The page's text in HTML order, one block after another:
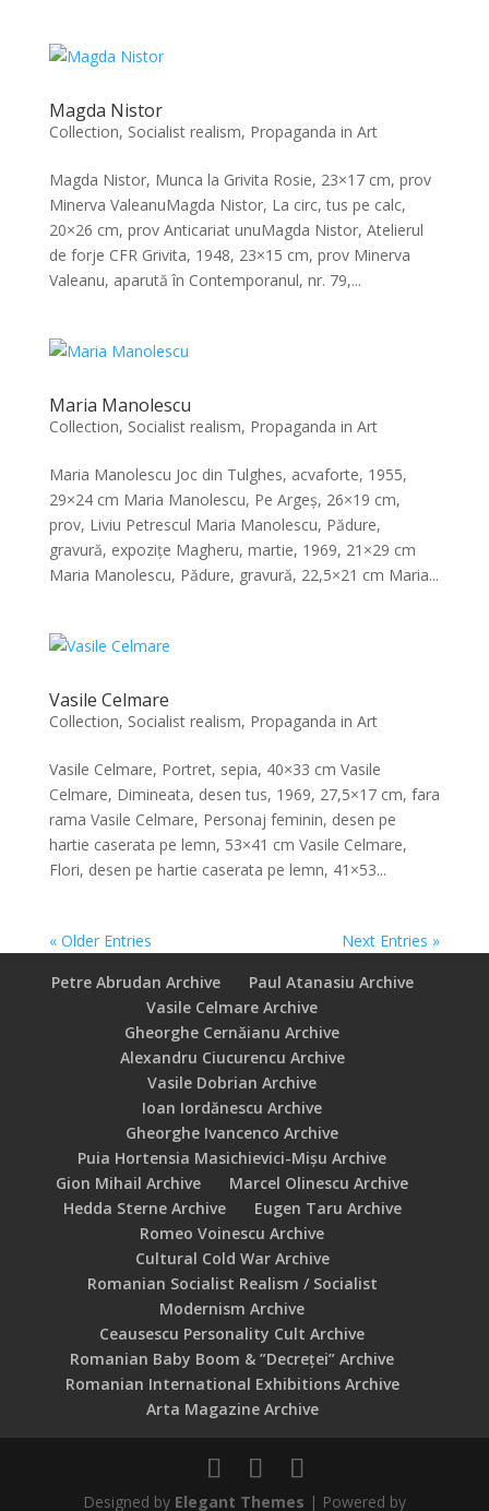
Magda Nistor
Collection, Socialist realism, Propaganda in Art
Magda Nistor, Munca la Grivita Rosie, 23×17 cm, prov
Minerva ValeanuMagda Nistor, La circ, tus pe calc,
20×26 cm, prov Anticariat unuMagda Nistor, Atelierul
de forje CFR Grivita, 1948, 23×15 cm, prov Minerva
Valeanu, aparută în Contemporanul, nr. 79,...
Maria Manolescu
Collection, Socialist realism, Propaganda in Art
Maria Manolescu Joc din Tulghes, acvaforte, 1955,
29×24 cm Maria Manolescu, Pe Argeș, 26×19 cm,
prov, Liviu Petrescul Maria Manolescu, Pădure,
gravură, expozițe Magheru, martie, 1969, 21×29 cm
Maria Manolescu, Pădure, gravură, 22,5×21 cm Maria...
Vasile Celmare
Collection, Socialist realism, Propaganda in Art
Vasile Celmare, Portret, sepia, 40×33 cm Vasile
Celmare, Dimineata, desen tus, 1969, 27,5×17 cm, fara
rama Vasile Celmare, Personaj feminin, desen pe
hartie caserata pe lemn, 53×41 cm Vasile Celmare,
Flori, desen pe hartie caserata pe lemn, 41×53...
« Older Entries
Next Entries »
Petre Abrudan Archive
Paul Atanasiu Archive
Vasile Celmare Archive
Gheorghe Cernăianu Archive
Alexandru Ciucurencu Archive
Vasile Dobrian Archive
Ioan Iordănescu Archive
Gheorghe Ivancenco Archive
Puia Hortensia Masichievici-Mișu Archive
Gion Mihail Archive
Marcel Olinescu Archive
Hedda Sterne Archive
Eugen Taru Archive
Romeo Voinescu Archive
Cultural Cold War Archive
Romanian Socialist Realism / Socialist
Modernism Archive
Ceausescu Personality Cult Archive
Romanian Baby Boom & ”Decreței” Archive
Romanian International Exhibitions Archive
Arta Magazine Archive
Designed by Elegant Themes | Powered by